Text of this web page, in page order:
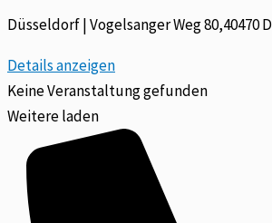
Düsseldorf | Vogelsanger Weg 80,40470
Details anzeigen
Keine Veranstaltung gefunden
Weitere laden